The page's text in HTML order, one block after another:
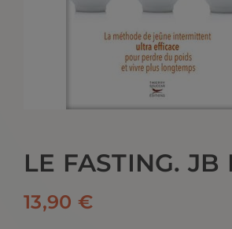
LE FASTING. JB
13,90€